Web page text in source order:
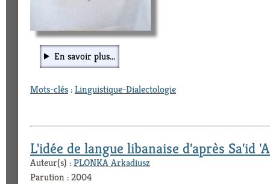
En savoir plus...
Mots-clés:Linguistique-Dialectologie
L'idée de langue libanaise d'après Sa'id
Auteur(s) :PLONKA Arkadiusz
Parution : 2004